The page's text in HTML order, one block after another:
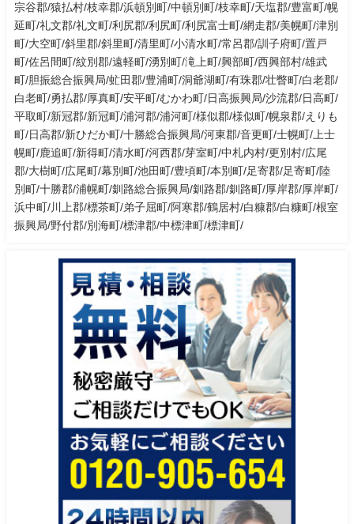
宗谷郡/猿払村/枝幸郡/浜頓別町/中頓別町/枝幸町/天塩郡/豊富町/幌
延町/礼文郡/礼文町/利尻郡/利尻町/利尻富士町/網走郡/美幌町/津別
町/大空町/斜里郡/斜里町/清里町/小清水町/常呂郡/訓子府町/置戸
町/佐呂間町/紋別郡/遠軽町/湧別町/滝上町/興部町/西興部村/雄武
町/胆振総合振興局/虻田郡/豊浦町/洞爺湖町/有珠郡/壮瞥町/白老郡/
白老町/勇払郡/厚真町/安平町/むかわ町/日高振興局/沙流郡/日高町/
平取町/新冠郡/新冠町/浦河郡/浦河町/様似郡/様似町/幌泉郡/えりも
町/日高郡/新ひだか町/十勝総合振興局/河東郡/音更町/士幌町/上士
幌町/鹿追町/新得町/清水町/河西郡/芽室町/中札内村/更別村/広尾
郡/大樹町/広尾町/幕別町/池田町/豊頃町/本別町/足寄郡/足寄町/陸
別町/十勝郡/浦幌町/釧路総合振興局/釧路郡/釧路町/厚岸郡/厚岸町/
浜中町/川上郡/標茶町/弟子屈町/阿寒郡/鶴居村/白糠郡/白糠町/根室
振興局/野付郡/別海町/標津郡/中標津町/標津町/